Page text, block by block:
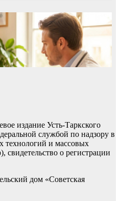
издание Усть-Таркского
службой по надзору в
технологий и массовых
свидетельство о регистрации
дом «Советская